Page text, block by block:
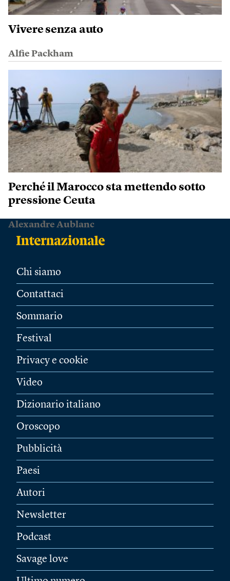
Vivere senza auto
Alfie Packham
Perché il Marocco sta mettendo sotto
pressione Ceuta
Alexandre Aublanc
Chi siamo
Contattaci
Sommario
Festival
Privacy e cookie
Video
Dizionario italiano
Oroscopo
Pubblicità
Paesi
Autori
Newsletter
Podcast
Savage love